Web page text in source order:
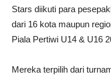
Stars diikuti para
dari 16 kota maupun
Piala Pertiwi U14 & U16
Mereka terpilih dari